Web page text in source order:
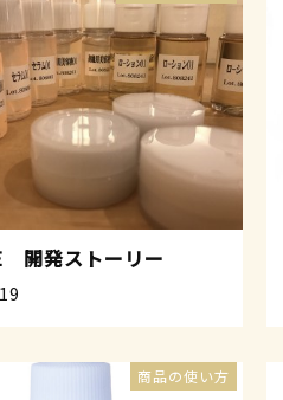
開発ストーリー
商品の使い方